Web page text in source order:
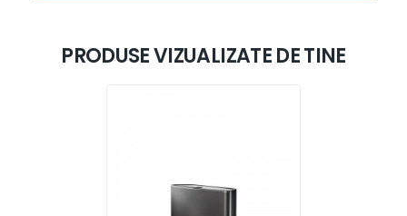
PRODUSE VIZUALIZATE DE TINE